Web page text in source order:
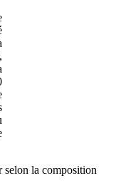
selon la composition